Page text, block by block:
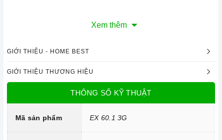
Xem thêm
GIỚI THIỆU - HOME BEST
GIỚI THIỆU THƯƠNG HIỆU
THÔNG SỐ KỸ THUẬT
Mã sản phẩm EX 60.1 3G